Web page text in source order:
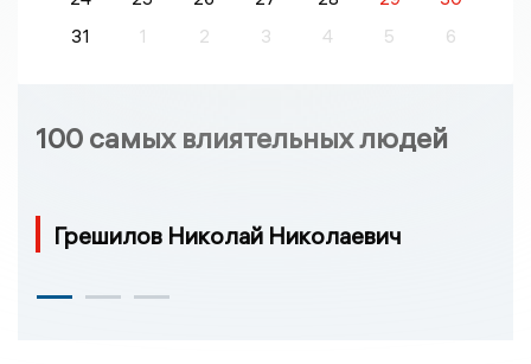
31
1 2 3 4 5 6
100 самых влиятельных людей
Грешилов Николай Николаевич